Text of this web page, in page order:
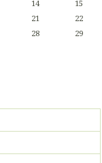
14
15
21
22
28
29